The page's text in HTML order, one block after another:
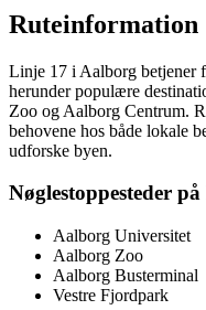
Ruteinformation
Linje 17 i Aalborg betjener
herunder populære
Zoo og Aalborg Centrum.
behovene hos både lokale
udforske byen.
Nøglestoppesteder
Aalborg Universitet
Aalborg Zoo
Aalborg Busterminal
Vestre Fjordpark